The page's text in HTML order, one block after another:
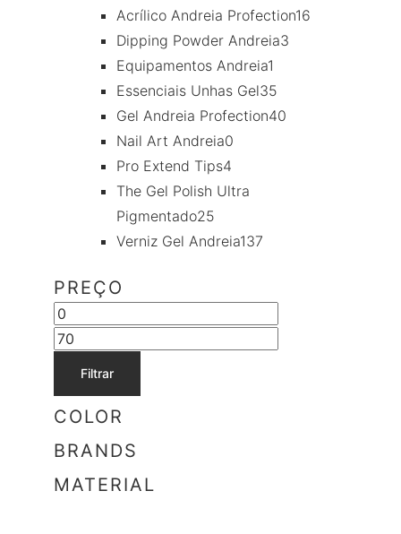
Acrílico Andreia Profection16
Dipping Powder Andreia3
Equipamentos Andreia1
Essenciais Unhas Gel35
Gel Andreia Profection40
Nail Art Andreia0
Pro Extend Tips4
The Gel Polish Ultra
Pigmentado25
Verniz Gel Andreia137
PREÇO
Filtrar
COLOR
BRANDS
MATERIAL